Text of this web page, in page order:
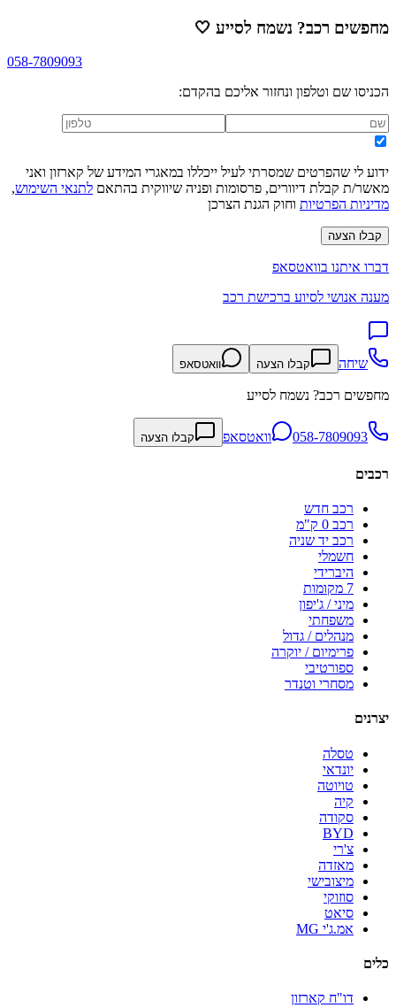
מחפשים רכב? נשמח לסייע 🤍
058-7809093
הכניסו שם וטלפון ונחזור אליכם בהקדם:
ידוע לי שהפרטים שמסרתי לעיל ייכללו במאגרי המידע של קארזון ואני
מאשר/ת קבלת דיוורים, פרסומות ופניה שיווקית בהתאם לתנאי השימוש,
מדיניות הפרטיות וחוק הגנת הצרכן
קבלו הצעה
דברו איתנו בוואטסאפ
מענה אנושי לסיוע ברכישת רכב
שיחה קבלו הצעה וואטסאפ
מחפשים רכב? נשמח לסייע
058-7809093 וואטסאפ קבלו הצעה
רכבים
רכב חדש
רכב 0 ק"מ
רכב יד שניה
חשמלי
היברידי
7 מקומות
מיני / ג'יפון
משפחתי
מנהלים / גדול
פרימיום / יוקרה
ספורטיבי
מסחרי וטנדר
יצרנים
טסלה
יונדאי
טויוטה
קיה
סקודה
BYD
צ'רי
מאזדה
מיצובישי
סוזוקי
סיאט
אמ.ג'י MG
כלים
דו"ח קארזון